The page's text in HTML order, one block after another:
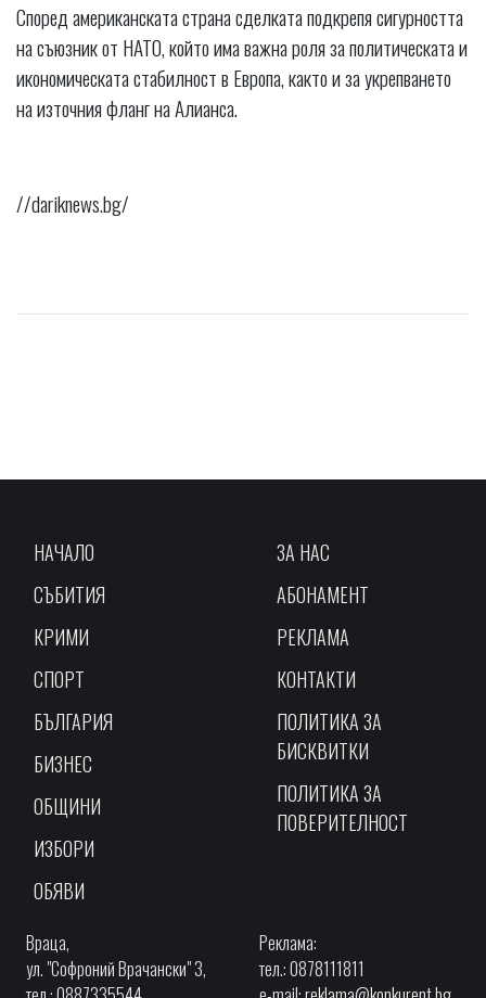
Според американската страна сделката подкрепя сигурността
на съюзник от НАТО, който има важна роля за политическата и
икономическата стабилност в Европа, както и за укрепването
на източния фланг на Алианса.
//dariknews.bg/
НАЧАЛО
СЪБИТИЯ
КРИМИ
СПОРТ
БЪЛГАРИЯ
БИЗНЕС
ОБЩИНИ
ИЗБОРИ
ОБЯВИ
ЗА НАС
АБОНАМЕНТ
РЕКЛАМА
КОНТАКТИ
ПОЛИТИКА ЗА
БИСКВИТКИ
ПОЛИТИКА ЗА
ПОВЕРИТЕЛНОСТ
Враца,
ул. "Софроний Врачански" 3,
Реклама:
тел.: 0878111811